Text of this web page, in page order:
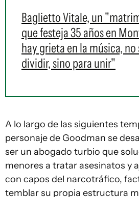
Baglietto Vitale, un
que festeja 35 años en
hay grieta en la música, no
dividir, sino para unir"
A lo largo de las siguientes
personaje de Goodman se
ser un abogado turbio que
menores a tratar asesinatos y
con capos del narcotráfico,
temblar su propia estructura